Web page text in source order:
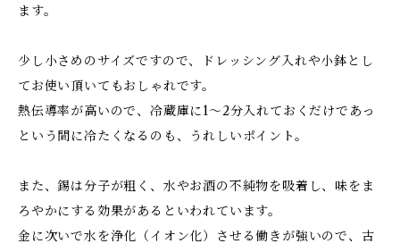
ます。
少し小さめのサイズですので、ドレッシング入れや小鉢とし
てお使い頂いてもおしゃれです。
熱伝導率が高いので、冷蔵庫に1～2分入れておくだけであっ
という間に冷たくなるのも、うれしいポイント。
また、錫は分子が粗く、水やお酒の不純物を吸着し、味をま
ろやかにする効果があるといわれています。
金に次いで水を浄化（イオン化）させる働きが強いので、古